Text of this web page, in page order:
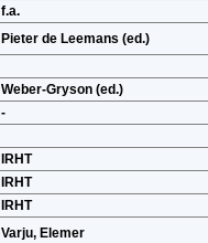
f.a.
Pieter de Leemans (ed.)
Weber-Gryson (ed.)
-
IRHT
IRHT
IRHT
Varju, Elemer